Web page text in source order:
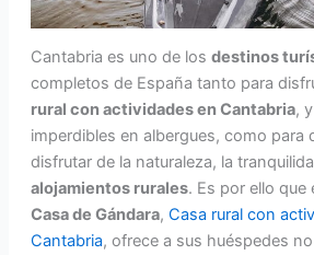
Cantabria es uno de los destinos
completos de España tanto para
rural con actividades en Cantabria,
imperdibles en albergues, como para
disfrutar de la naturaleza, la
alojamientos rurales. Es por ello que
Casa de Gándara, Casa rural con
Cantabria, ofrece a sus huéspedes